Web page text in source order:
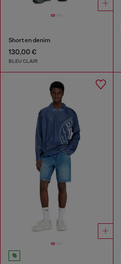
Short en denim
130,00 €
BLEU CLAIR